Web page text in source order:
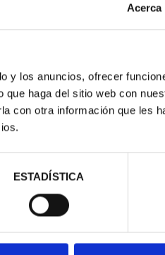
Acerca
y los anuncios, ofrecer
haga del sitio web con
con otra información que les
ESTADÍSTICA